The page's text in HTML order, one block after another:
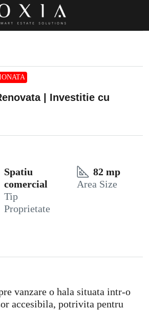
| Investitie cu
Spatiu
comercial
Tip
Proprietate
82 mp
Area Size
vanzare o hala situata intr-o
accesibila, potrivita pentru